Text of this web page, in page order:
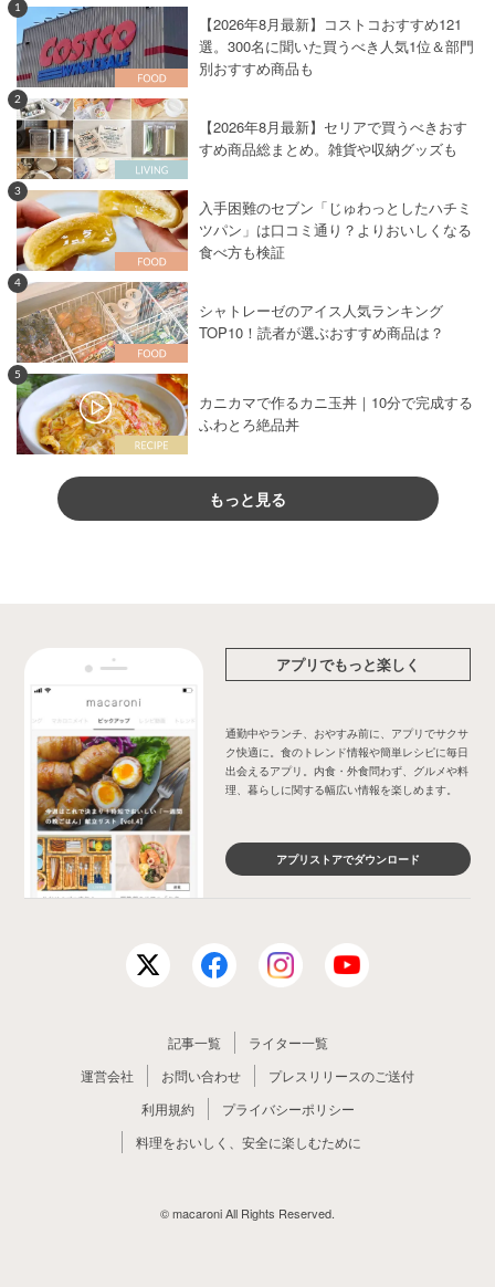
1
【2026年8月最新】コストコおすすめ121
選。300名に聞いた買うべき人気1位＆部門
別おすすめ商品も
2
【2026年8月最新】セリアで買うべきおす
すめ商品総まとめ。雑貨や収納グッズも
3
入手困難のセブン「じゅわっとしたハチミ
ツパン」は口コミ通り？よりおいしくなる
食べ方も検証
4
シャトレーゼのアイス人気ランキング
TOP10！読者が選ぶおすすめ商品は？
5
カニカマで作るカニ玉丼｜10分で完成する
ふわとろ絶品丼
もっと見る
アプリでもっと楽しく
通勤中やランチ、おやすみ前に、アプリでサクサ
ク快適に。食のトレンド情報や簡単レシピに毎日
出会えるアプリ。内食・外食問わず、グルメや料
理、暮らしに関する幅広い情報を楽しめます。
アプリストアでダウンロード
記事一覧
ライター一覧
運営会社
お問い合わせ
プレスリリースのご送付
利用規約
プライバシーポリシー
料理をおいしく、安全に楽しむために
© macaroni All Rights Reserved.